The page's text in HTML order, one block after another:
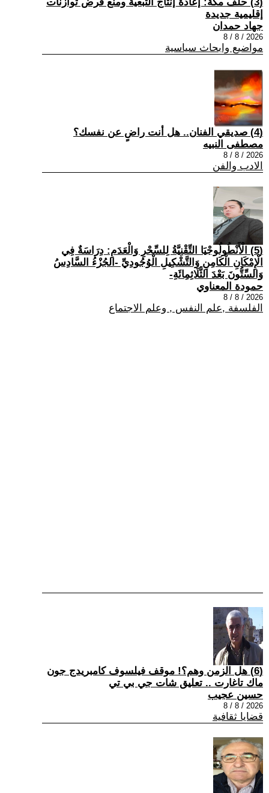
إقليمية جديدة
جهاد حمدان
2026 / 8 / 8
مواضيع وابحاث سياسية
(4) صديقي الفنان.. هل أنت راضٍ عن نفسك؟
مصطفى النبيه
2026 / 8 / 8
الادب والفن
(5) الْأَنْطُولُوجْيَا التِّقْنِيَّةُ لِلسِّحْرِ وَالْعَدَمِ: دِرَاسَةٌ فِي
الْإِمْكَانِ الْكَامِنِ وَالتَّشْكِيلِ الْوُجُودِيِّ -الجُزْءُ السَّادِسُ
وَالسِّتُّونَ بَعْدَ الثَّلَاثِمِائَةِ-
حمودة المعناوي
2026 / 8 / 8
الفلسفة ,علم النفس , وعلم الاجتماع
(6) هل الزمن وهم؟! موقف فيلسوف كامبريدج جون
ماك تاغارت .. تعليق شات جي بي تي
حسين عجيب
2026 / 8 / 8
قضايا ثقافية